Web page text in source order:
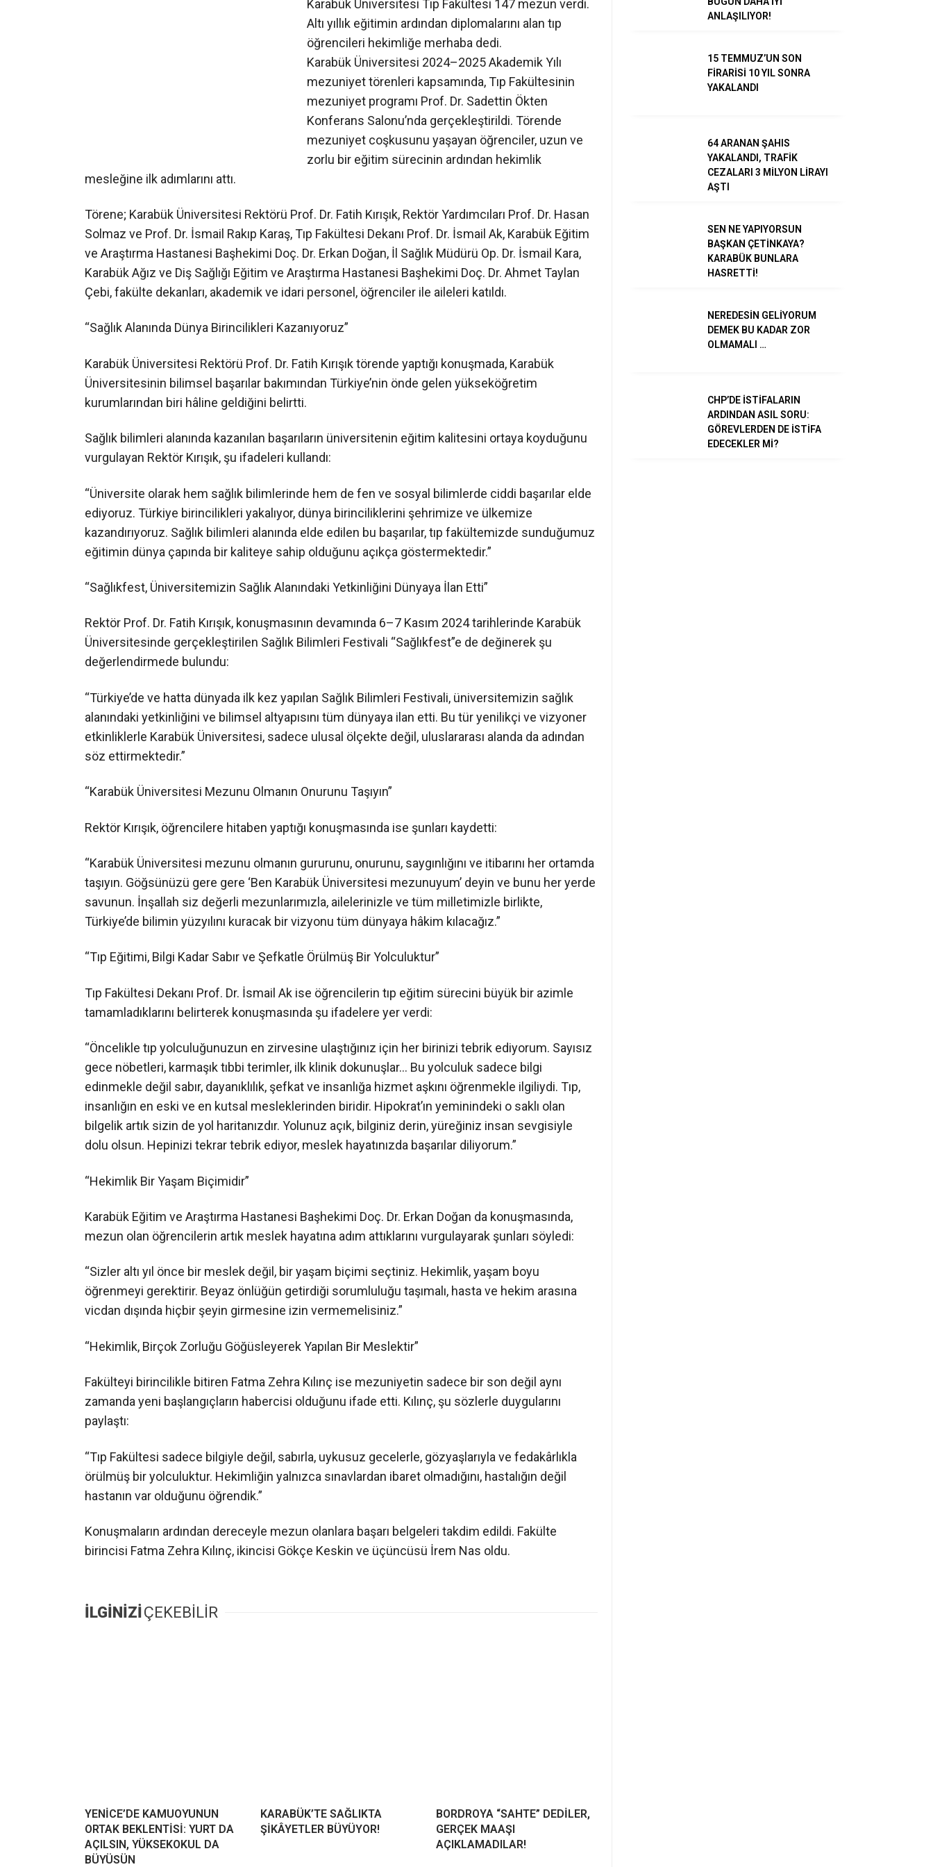
Karabük Üniversitesi Tıp Fakültesi 147 mezun verdi.
Altı yıllık eğitimin ardından diplomalarını alan tıp
öğrencileri hekimliğe merhaba dedi.
Karabük Üniversitesi 2024–2025 Akademik Yılı
mezuniyet törenleri kapsamında, Tıp Fakültesinin
mezuniyet programı Prof. Dr. Sadettin Ökten
Konferans Salonu’nda gerçekleştirildi. Törende
mezuniyet coşkusunu yaşayan öğrenciler, uzun ve
zorlu bir eğitim sürecinin ardından hekimlik
mesleğine ilk adımlarını attı.
Törene; Karabük Üniversitesi Rektörü Prof. Dr. Fatih Kırışık, Rektör Yardımcıları Prof. Dr. Hasan
Solmaz ve Prof. Dr. İsmail Rakıp Karaş, Tıp Fakültesi Dekanı Prof. Dr. İsmail Ak, Karabük Eğitim
ve Araştırma Hastanesi Başhekimi Doç. Dr. Erkan Doğan, İl Sağlık Müdürü Op. Dr. İsmail Kara,
Karabük Ağız ve Diş Sağlığı Eğitim ve Araştırma Hastanesi Başhekimi Doç. Dr. Ahmet Taylan
Çebi, fakülte dekanları, akademik ve idari personel, öğrenciler ile aileleri katıldı.
“Sağlık Alanında Dünya Birincilikleri Kazanıyoruz”
Karabük Üniversitesi Rektörü Prof. Dr. Fatih Kırışık törende yaptığı konuşmada, Karabük
Üniversitesinin bilimsel başarılar bakımından Türkiye’nin önde gelen yükseköğretim
kurumlarından biri hâline geldiğini belirtti.
Sağlık bilimleri alanında kazanılan başarıların üniversitenin eğitim kalitesini ortaya koyduğunu
vurgulayan Rektör Kırışık, şu ifadeleri kullandı:
“Üniversite olarak hem sağlık bilimlerinde hem de fen ve sosyal bilimlerde ciddi başarılar elde
ediyoruz. Türkiye birincilikleri yakalıyor, dünya birinciliklerini şehrimize ve ülkemize
kazandırıyoruz. Sağlık bilimleri alanında elde edilen bu başarılar, tıp fakültemizde sunduğumuz
eğitimin dünya çapında bir kaliteye sahip olduğunu açıkça göstermektedir.”
“Sağlıkfest, Üniversitemizin Sağlık Alanındaki Yetkinliğini Dünyaya İlan Etti”
Rektör Prof. Dr. Fatih Kırışık, konuşmasının devamında 6–7 Kasım 2024 tarihlerinde Karabük
Üniversitesinde gerçekleştirilen Sağlık Bilimleri Festivali “Sağlıkfest”e de değinerek şu
değerlendirmede bulundu:
“Türkiye’de ve hatta dünyada ilk kez yapılan Sağlık Bilimleri Festivali, üniversitemizin sağlık
alanındaki yetkinliğini ve bilimsel altyapısını tüm dünyaya ilan etti. Bu tür yenilikçi ve vizyoner
etkinliklerle Karabük Üniversitesi, sadece ulusal ölçekte değil, uluslararası alanda da adından
söz ettirmektedir.”
“Karabük Üniversitesi Mezunu Olmanın Onurunu Taşıyın”
Rektör Kırışık, öğrencilere hitaben yaptığı konuşmasında ise şunları kaydetti:
“Karabük Üniversitesi mezunu olmanın gururunu, onurunu, saygınlığını ve itibarını her ortamda
taşıyın. Göğsünüzü gere gere ‘Ben Karabük Üniversitesi mezunuyum’ deyin ve bunu her yerde
savunun. İnşallah siz değerli mezunlarımızla, ailelerinizle ve tüm milletimizle birlikte,
Türkiye’de bilimin yüzyılını kuracak bir vizyonu tüm dünyaya hâkim kılacağız.”
“Tıp Eğitimi, Bilgi Kadar Sabır ve Şefkatle Örülmüş Bir Yolculuktur”
Tıp Fakültesi Dekanı Prof. Dr. İsmail Ak ise öğrencilerin tıp eğitim sürecini büyük bir azimle
tamamladıklarını belirterek konuşmasında şu ifadelere yer verdi:
“Öncelikle tıp yolculuğunuzun en zirvesine ulaştığınız için her birinizi tebrik ediyorum. Sayısız
gece nöbetleri, karmaşık tıbbi terimler, ilk klinik dokunuşlar… Bu yolculuk sadece bilgi
edinmekle değil sabır, dayanıklılık, şefkat ve insanlığa hizmet aşkını öğrenmekle ilgiliydi. Tıp,
insanlığın en eski ve en kutsal mesleklerinden biridir. Hipokrat’ın yeminindeki o saklı olan
bilgelik artık sizin de yol haritanızdır. Yolunuz açık, bilginiz derin, yüreğiniz insan sevgisiyle
dolu olsun. Hepinizi tekrar tebrik ediyor, meslek hayatınızda başarılar diliyorum.”
“Hekimlik Bir Yaşam Biçimidir”
Karabük Eğitim ve Araştırma Hastanesi Başhekimi Doç. Dr. Erkan Doğan da konuşmasında,
mezun olan öğrencilerin artık meslek hayatına adım attıklarını vurgulayarak şunları söyledi:
“Sizler altı yıl önce bir meslek değil, bir yaşam biçimi seçtiniz. Hekimlik, yaşam boyu
öğrenmeyi gerektirir. Beyaz önlüğün getirdiği sorumluluğu taşımalı, hasta ve hekim arasına
vicdan dışında hiçbir şeyin girmesine izin vermemelisiniz.”
“Hekimlik, Birçok Zorluğu Göğüsleyerek Yapılan Bir Meslektir”
Fakülteyi birincilikle bitiren Fatma Zehra Kılınç ise mezuniyetin sadece bir son değil aynı
zamanda yeni başlangıçların habercisi olduğunu ifade etti. Kılınç, şu sözlerle duygularını
paylaştı:
“Tıp Fakültesi sadece bilgiyle değil, sabırla, uykusuz gecelerle, gözyaşlarıyla ve fedakârlıkla
örülmüş bir yolculuktur. Hekimliğin yalnızca sınavlardan ibaret olmadığını, hastalığın değil
hastanın var olduğunu öğrendik.”
Konuşmaların ardından dereceyle mezun olanlara başarı belgeleri takdim edildi. Fakülte
birincisi Fatma Zehra Kılınç, ikincisi Gökçe Keskin ve üçüncüsü İrem Nas oldu.
İLGİNİZİ ÇEKEBİLİR
YENİCE’DE KAMUOYUNUN
ORTAK BEKLENTİSİ: YURT DA
AÇILSIN, YÜKSEKOKUL DA
BÜYÜSÜN
KARABÜK’TE SAĞLIKTA
ŞİKÂYETLER BÜYÜYOR!
BORDROYA “SAHTE” DEDİLER,
GERÇEK MAAŞI
AÇIKLAMADILAR!
ANLAŞILIYOR!
15 TEMMUZ’UN SON
FİRARİSİ 10 YIL SONRA
YAKALANDI
64 ARANAN ŞAHIS
YAKALANDI, TRAFİK
CEZALARI 3 MİLYON LİRAYI
AŞTI
SEN NE YAPIYORSUN
BAŞKAN ÇETİNKAYA?
KARABÜK BUNLARA
HASRETTİ!
NEREDESİN GELİYORUM
DEMEK BU KADAR ZOR
OLMAMALI …
CHP’DE İSTİFALARIN
ARDINDAN ASIL SORU:
GÖREVLERDEN DE İSTİFA
EDECEKLER Mİ?